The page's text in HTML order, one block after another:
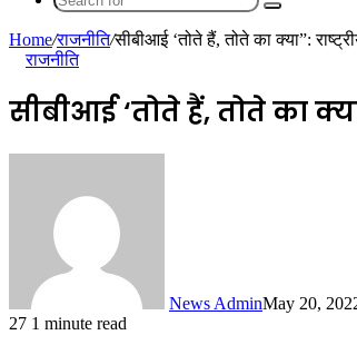
Search
Home/राजनीति/सीबीआई ‘तोते हैं, तोते का क्या”:
राजनीति
सीबीआई ‘तोते हैं, तोते का
News AdminMay 20,
27 1 minute read